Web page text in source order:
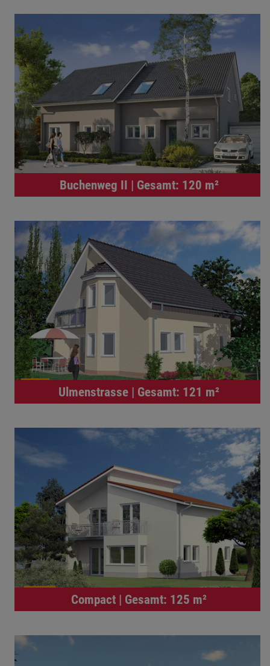
Buchenweg II | Gesamt: 120 m²
Ulmenstrasse | Gesamt: 121 m²
Compact | Gesamt: 125 m²